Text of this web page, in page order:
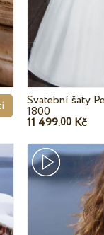
Svatební šaty
1800
11 499.00Kč